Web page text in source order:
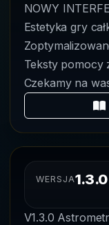
NOWY
Estetyka gry
Teksty pomocy
Czekamy na
ODNOWIONA
WERSJA1.3.0
V1.3.0